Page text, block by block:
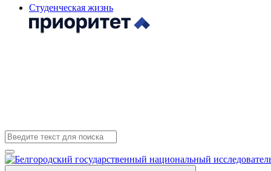
Студенческая жизнь